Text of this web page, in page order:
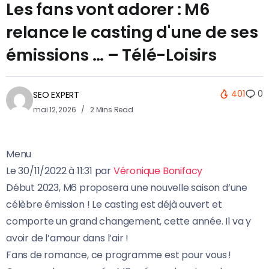
Les fans vont adorer : M6
relance le casting d'une de ses
émissions … – Télé-Loisirs
SEO EXPERT
mai 12, 2026 2 Mins Read
401 0
Menu
Le30/11/2022à 11:31 parVéronique Bonifacy
Début 2023, M6 proposera une nouvelle saison d’une
célèbre émission ! Le casting est déjà ouvert et
comporte un grand changement, cette année. Il va y
avoir de l’amour dans l’air !
Fans de romance, ce programme est pour vous !